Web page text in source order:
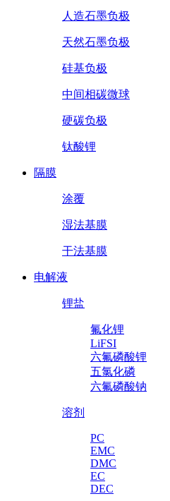
人造石墨负极
天然石墨负极
硅基负极
中间相碳微球
硬碳负极
钛酸锂
隔膜
涂覆
湿法基膜
干法基膜
电解液
锂盐
氟化锂
LiFSI
六氟磷酸锂
五氯化磷
六氟磷酸钠
溶剂
PC
EMC
DMC
EC
DEC